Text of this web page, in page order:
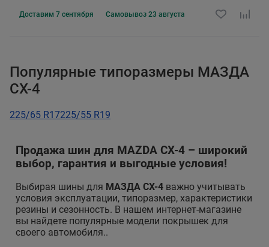
Доставим 7 сентября Самовывоз 23 августа
Популярные типоразмеры МАЗДА
CX-4
225/65 R17225/55 R19
Продажа шин для MAZDA CX-4 – широкий
выбор, гарантия и выгодные условия!
Выбирая шины для МАЗДА CX-4 важно учитывать
условия эксплуатации, типоразмер, характеристики
резины и сезонность. В нашем интернет-магазине
вы найдете популярные модели покрышек для
своего автомобиля..